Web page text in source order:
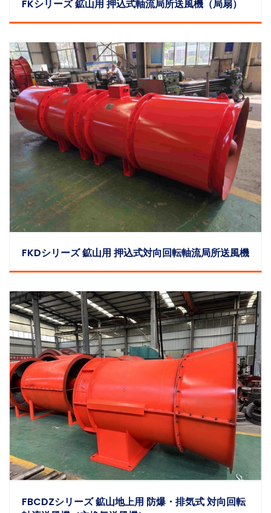
FKシリーズ 鉱山用 押込式軸流局所送風機（局扇）
FKDシリーズ 鉱山用 押込式対向回転軸流局所送風機
FBCDZシリーズ 鉱山地上用 防爆・排気式 対向回転